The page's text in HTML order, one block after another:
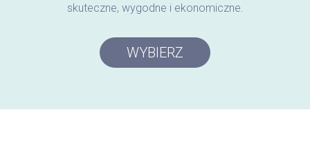
skuteczne, wygodne i ekonomiczne.
WYBIERZ